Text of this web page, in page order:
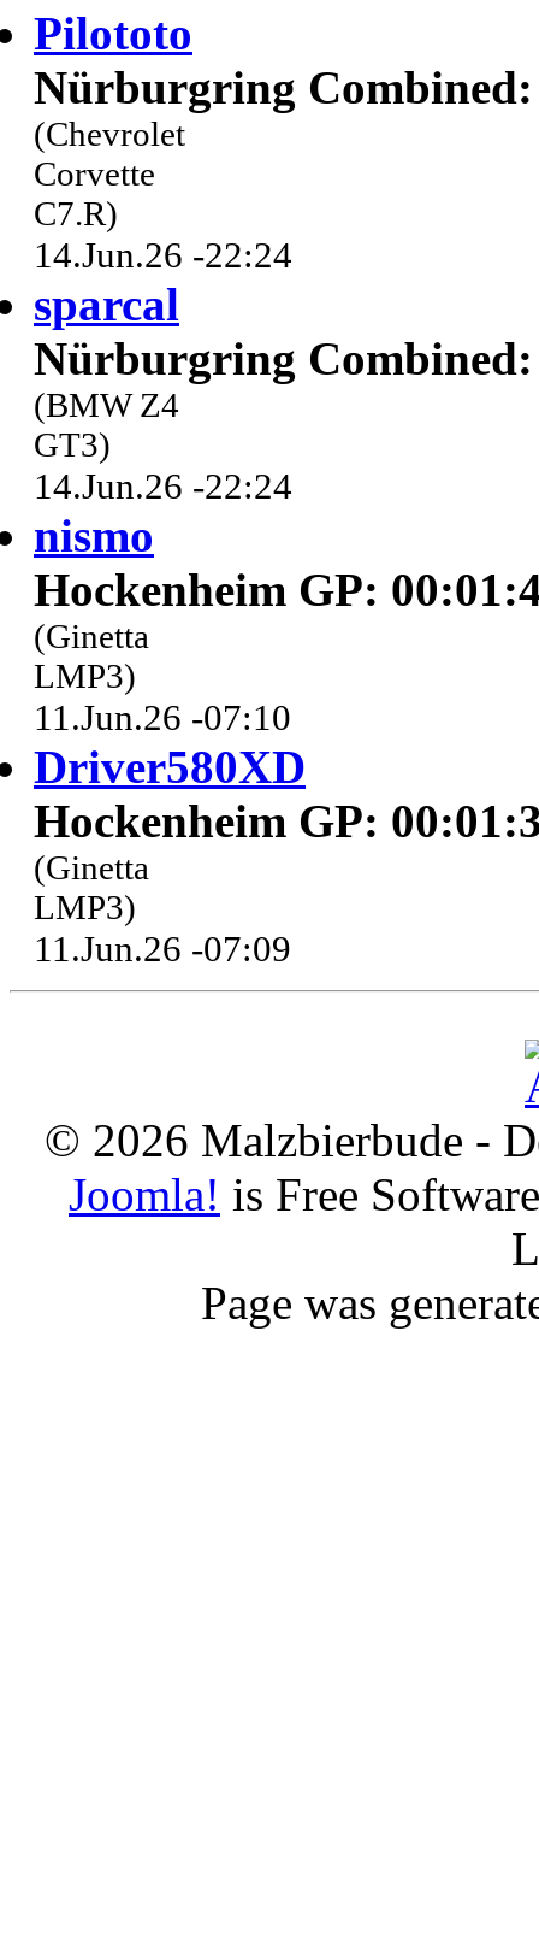
Pilototo
Nürburgring Combined:
(Chevrolet
Corvette
C7.R)
14.Jun.26 -22:24
sparcal
Nürburgring Combined:
(BMW Z4
GT3)
14.Jun.26 -22:24
nismo
Hockenheim GP:
(Ginetta
LMP3)
11.Jun.26 -07:10
Driver580XD
Hockenheim GP:
(Ginetta
LMP3)
11.Jun.26 -07:09
© 2026 Malzbierbude -
Joomla! is Free
Page was